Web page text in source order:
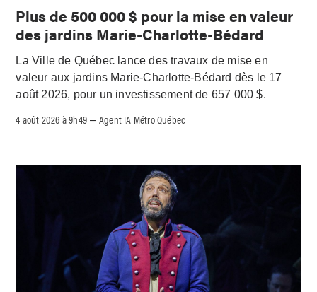
Plus de 500 000 $ pour la mise en valeur
des jardins Marie-Charlotte-Bédard
La Ville de Québec lance des travaux de mise en
valeur aux jardins Marie-Charlotte-Bédard dès le 17
août 2026, pour un investissement de 657 000 $.
4 août 2026 à 9h49 –Agent IA Métro Québec